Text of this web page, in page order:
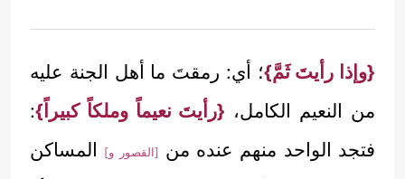
{وإذا رأيتَ ثَمَّ}؛ أي: رمقتَ ما أهل الجنة عليه
من النعيم الكامل، {رأيتَ نعيماً وملكاً كبيراً}:
فتجد الواحد منهم عنده من
[القصور و]
المساكن